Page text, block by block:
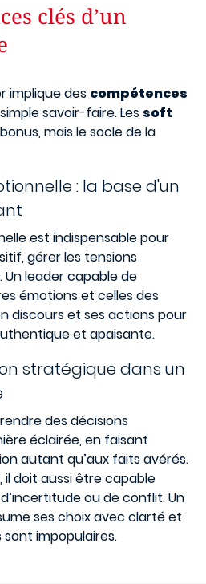
clés d’un
implique des compétences
savoir-faire. Les soft
mais le socle de la
: la base d'un
est indispensable pour
, gérer les tensions
. Un leader capable de
émotions et celles des
discours et ses actions pour
et apaisante.
stratégique dans un
des décisions
éclairée, en faisant
autant qu’aux faits avérés.
il doit aussi être capable
ou de conflit. Un
ses choix avec clarté et
sont impopulaires.